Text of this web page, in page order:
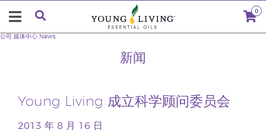
0
新闻
公司 媒体中心 News
Young Living 成立科学顾问委员会
2013 年 8 月 16 日